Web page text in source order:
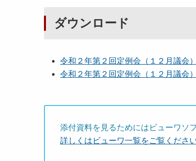
ダウンロード
令和２年第２回定例会（１２月議会
令和２年第２回定例会（１２月議
添付資料を見るためにはビューワソ
詳しくはビューワ一覧をご覧ください